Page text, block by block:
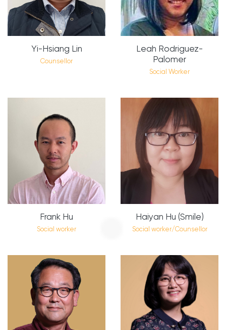
Yi-Hsiang Lin
Counsellor
Leah Rodriguez-
Palomer
Social Worker
Frank Hu
Social worker
Haiyan Hu (Smile)
Social worker/Counsellor